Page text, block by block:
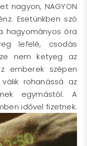
nagyon, NAGYON
Esetünkben szó
hagyományos óra
lefelé, csodás
nem ketyeg az
emberek szépen
rohanássá az
egymástól. A
idővel fizetnek.